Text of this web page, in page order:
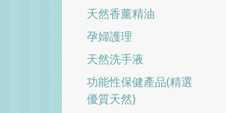
天然香薰精油
孕婦護理
天然洗手液
功能性保健產品(精選
優質天然)